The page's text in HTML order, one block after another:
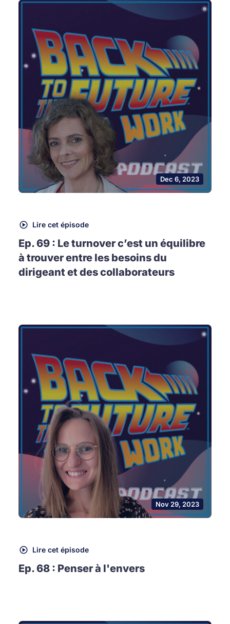
Dec 6, 2023
Lire cet épisode
Ep. 69 : Le turnover c’est un équilibre
à trouver entre les besoins du
dirigeant et des collaborateurs
Nov 29, 2023
Lire cet épisode
Ep. 68 : Penser à l'envers